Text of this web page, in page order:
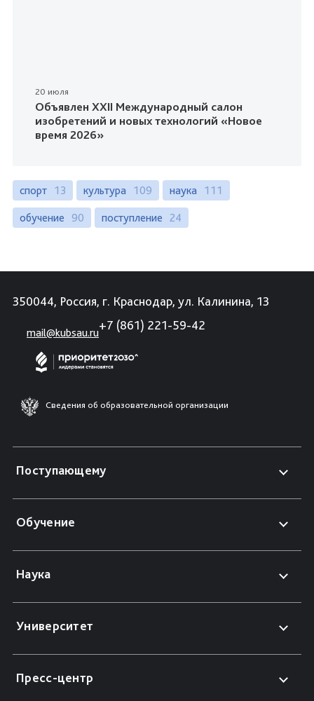
20 июля
Объявлен XXII Международный салон
изобретений и новых технологий «Новое
время 2026»
спорт 13 культура 109 наука 111
обучение 90 поступление 24
350044, Россия, г. Краснодар, ул. Калинина, 13
mail@kubsau.ru
+7 (861) 221-59-42
Сведения об образовательной организации
Поступающему
Обучение
Наука
Университет
Пресс-центр